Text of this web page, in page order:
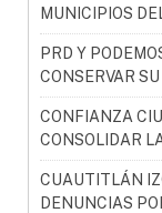
MUNICIPIOS
PRD Y
CONSERVAR
CONFIANZA
CONSOLIDAR
CUAUTITLÁN
DENUNCIAS